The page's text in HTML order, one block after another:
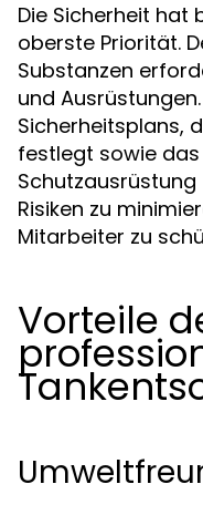
Die Sicherheit hat
oberste Priorität.
Substanzen
und
Sicherheitsplans,
festlegt sowie
Schutzausrüstung
Risiken zu
Mitarbeiter zu
Vorteile